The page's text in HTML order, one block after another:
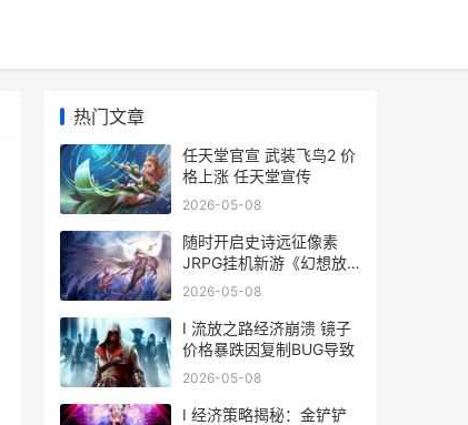
热门文章
任天堂官宣 武装飞鸟2 价
格上涨 任天堂宣传
2026-05-08
随时开启史诗远征像素
JRPG挂机新游《幻想放
置远征队》Demo 5月8日
2026-05-08
I 流放之路经济崩溃 镜子
价格暴跌因复制BUG导致
2026-05-08
I 经济策略揭秘：金铲铲